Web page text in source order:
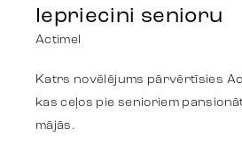
Iepriecini senioru
Actimel
Katrs novēlējums pārvērtīsies
kas ceļos pie senioriem
mājās.